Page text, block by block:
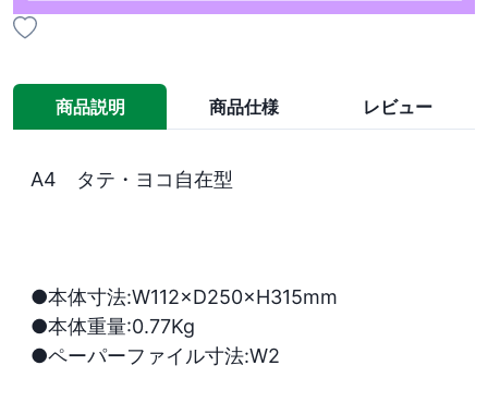
商品説明 商品仕様 レビュー
A4　タテ・ヨコ自在型
●本体寸法:W112×D250×H315mm
●本体重量:0.77Kg
●ペーパーファイル寸法:W2